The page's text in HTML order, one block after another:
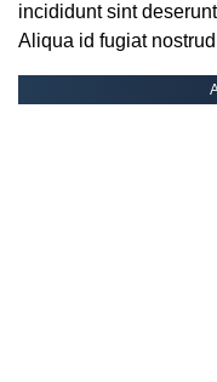
incididunt sint
Aliqua id fugiat